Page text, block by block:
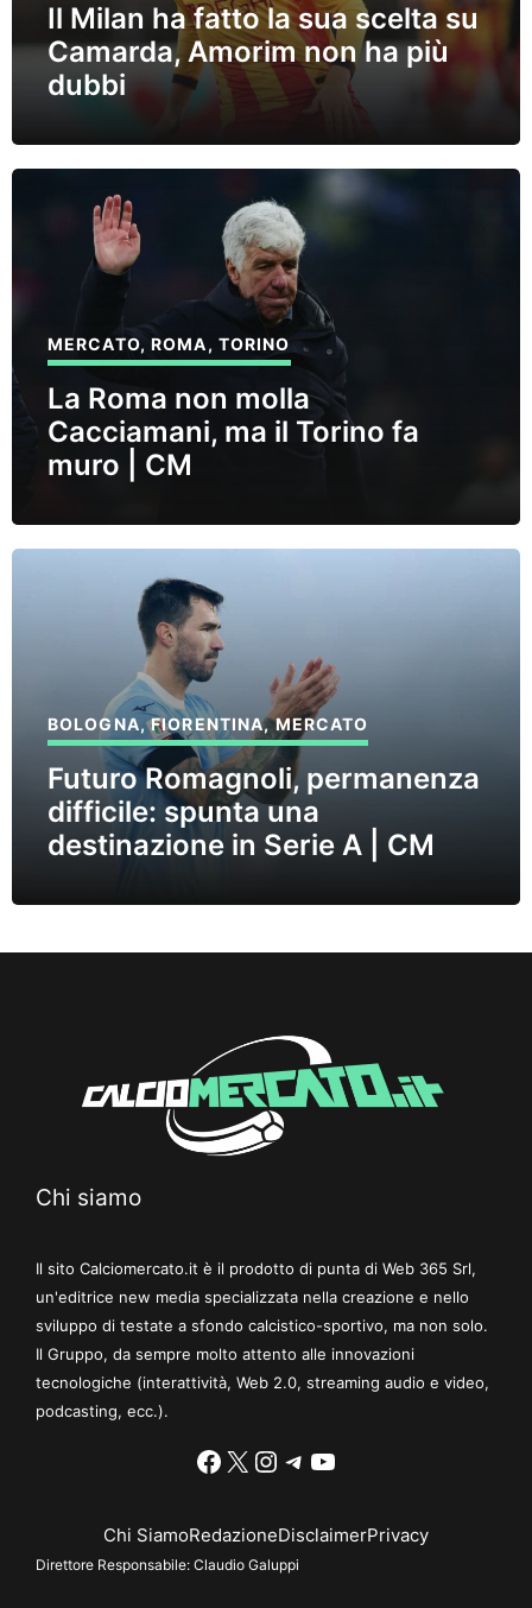
Il Milan ha fatto la sua scelta su
Camarda, Amorim non ha più
dubbi
MERCATO,ROMA, TORINO
La Roma non molla
Cacciamani, ma il Torino fa
muro | CM
BOLOGNA,FIORENTINA,MERCATO
Futuro Romagnoli, permanenza
difficile: spunta una
destinazione in Serie A | CM
Chi siamo
Il sito Calciomercato.it è il prodotto di punta di Web 365 Srl,
un'editrice new media specializzata nella creazione e nello
sviluppo di testate a sfondo calcistico-sportivo, ma non solo.
Il Gruppo, da sempre molto attento alle innovazioni
tecnologiche (interattività, Web 2.0, streaming audio e video,
podcasting, ecc.).
Facebook
X Instagram
Telegram
YouTube
Chi SiamoRedazioneDisclaimerPrivacy
Direttore Responsabile: Claudio Galuppi